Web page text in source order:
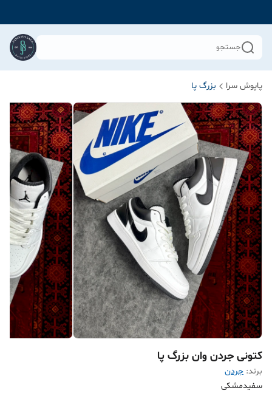
جستجو
پاپوش سرا بزرگ پا
کتونی جردن وان بزرگ پا
برند: جردن
سفیدمشکی